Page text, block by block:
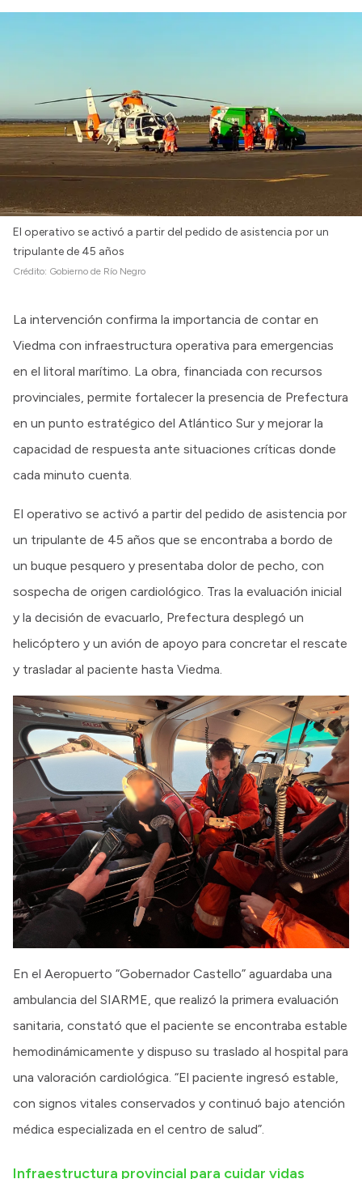
El operativo se activó a partir del pedido de asistencia por un
tripulante de 45 años
Crédito: Gobierno de Río Negro
La intervención confirma la importancia de contar en
Viedma con infraestructura operativa para emergencias
en el litoral marítimo. La obra, financiada con recursos
provinciales, permite fortalecer la presencia de Prefectura
en un punto estratégico del Atlántico Sur y mejorar la
capacidad de respuesta ante situaciones críticas donde
cada minuto cuenta.
El operativo se activó a partir del pedido de asistencia por
un tripulante de 45 años que se encontraba a bordo de
un buque pesquero y presentaba dolor de pecho, con
sospecha de origen cardiológico. Tras la evaluación inicial
y la decisión de evacuarlo, Prefectura desplegó un
helicóptero y un avión de apoyo para concretar el rescate
y trasladar al paciente hasta Viedma.
En el Aeropuerto “Gobernador Castello” aguardaba una
ambulancia del SIARME, que realizó la primera evaluación
sanitaria, constató que el paciente se encontraba estable
hemodinámicamente y dispuso su traslado al hospital para
una valoración cardiológica. “El paciente ingresó estable,
con signos vitales conservados y continuó bajo atención
médica especializada en el centro de salud”.
Infraestructura provincial para cuidar vidas